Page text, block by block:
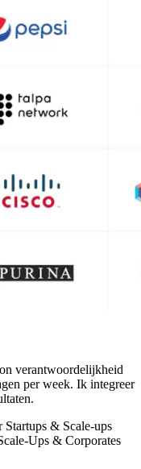
verantwoordelijkheid
per week. Ik integreer
& Scale-ups
Ups & Corporates